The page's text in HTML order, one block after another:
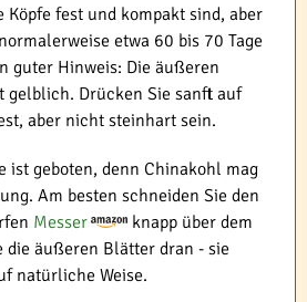
Köpfe fest und kompakt sind, aber
etwa 60 bis 70 Tage
guter Hinweis: Die äußeren
gelblich. Drücken Sie sanft auf
aber nicht steinhart sein.
ist geboten, denn Chinakohl mag
Am besten schneiden Sie den
Messer
knapp über dem
die äußeren Blätter dran - sie
natürliche Weise.